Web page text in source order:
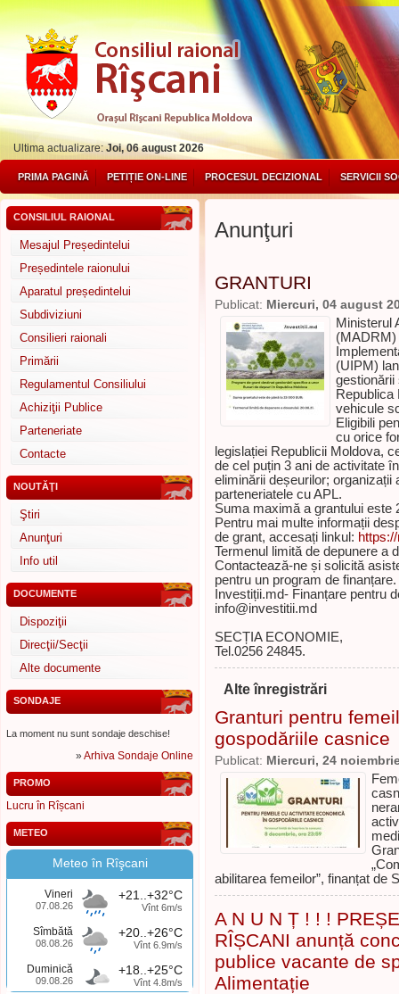
Ultima actualizare:Joi, 06 august 2026
PRIMA PAGINĂ PETIȚIE ON-LINE PROCESUL DECIZIONAL SERVICII
CONSILIUL RAIONAL
Mesajul Președintelui
Președintele raionului
Aparatul președintelui
Subdiviziuni
Consilieri raionali
Primării
Regulamentul Consiliului
Achiziţii Publice
Parteneriate
Contacte
NOUTĂŢI
Ştiri
Anunţuri
Info util
DOCUMENTE
Dispoziţii
Direcţii/Secţii
Alte documente
SONDAJE
La moment nu sunt sondaje deschise!
»Arhiva Sondaje Online
PROMO
Lucru în Rîșcani
METEO
Meteo în Rîşcani
Vineri
07.08.26
+21..+32°C
Vînt 6m/s
Sîmbătă
08.08.26
+20..+26°C
Vînt 6.9m/s
Duminică
09.08.26
+18..+25°C
Vînt 4.8m/s
Anunţuri
GRANTURI
Publicat: Miercuri, 04 august
Ministerul
(MADRM)
(UIPM)
gestionării
Republica
vehicule
Eligibili
cu orice
legislației Republicii Moldova,
de cel puțin 3 ani de activitate
eliminării deșeurilor;
parteneriatele cu APL.
Suma maximă a grantului este
Pentru mai multe informații
de grant, accesați linkul:
Termenul limită de depunere a
Contactează-ne și solicită
pentru un program de finanțare.
Investiții.md- Finanțare pentru
info@investitii.md
SECȚIA ECONOMIE,
Tel.0256 24845.
Alte înregistrări
Granturi pentru
gospodăriile casnice
Publicat: Miercuri, 24
abilitarea femeilor”, finanțat de
A N U N Ț ! ! !
RÎȘCANI anunță
publice vacante de
Alimentație